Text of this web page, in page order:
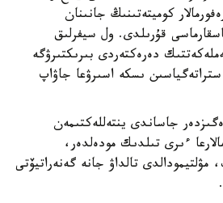
كوميتەتىنىڭ جانىنان
قۇرىلدى. ول سيفرلىق
دەرەكتەردى بىرىكتىرۋگە
ىسكە اسىرۋعا جاۋاپ
جاساندى ينتەللەكتىمەن
ءىرى تىلدىك مودەلدەر،
تالداۋ جانە گەنەراتيۆتى